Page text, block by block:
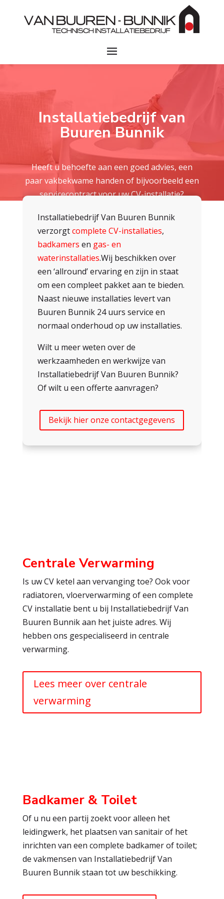
Installatiebedrijf van
Buuren Bunnik
Heeft u behoefte aan een goed advies, een
paar vakbekwame handen of bijvoorbeeld een
servicecontract voor uw CV-installatie?
Installatiebedrijf Van Buuren Bunnik
verzorgtcomplete CV-installaties,
badkamers en gas- en
waterinstallaties.Wij beschikken over
een ‘allround’ ervaring en zijn in staat
om een compleet pakket aan te bieden.
Naast nieuwe installaties levert van
Buuren Bunnik 24 uurs service en
normaal onderhoud op uw installaties.
Wilt u meer weten over de
werkzaamheden en werkwijze van
Installatiebedrijf Van Buuren Bunnik?
Of wilt u een offerte aanvragen?
Bekijk hier onze contactgegevens
Centrale Verwarming
Is uw CV ketel aan vervanging toe? Ook voor
radiatoren, vloerverwarming of een complete
CV installatie bent u bij Installatiebedrijf Van
Buuren Bunnik aan het juiste adres. Wij
hebben ons gespecialiseerd in centrale
verwarming.
Lees meer over centrale
verwarming
Badkamer & Toilet
Of u nu een partij zoekt voor alleen het
leidingwerk, het plaatsen van sanitair of het
inrichten van een complete badkamer of toilet;
de vakmensen van Installatiebedrijf Van
Buuren Bunnik staan tot uw beschikking.